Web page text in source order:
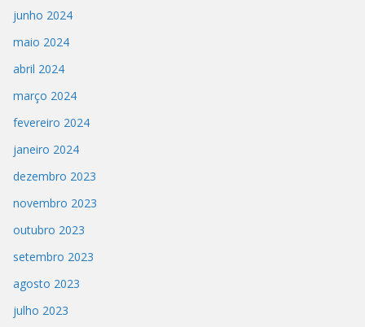
junho 2024
maio 2024
abril 2024
março 2024
fevereiro 2024
janeiro 2024
dezembro 2023
novembro 2023
outubro 2023
setembro 2023
agosto 2023
julho 2023